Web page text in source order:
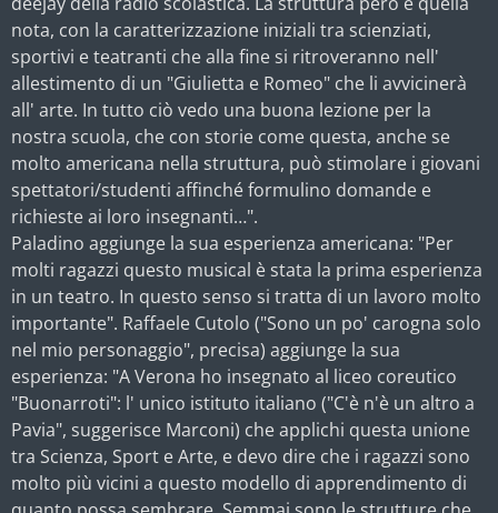
nota, con la caratterizzazione iniziali tra scienziati,
sportivi e teatranti che alla fine si ritroveranno nell'
allestimento di un "Giulietta e Romeo" che li avvicinerà
all' arte. In tutto ciò vedo una buona lezione per la
nostra scuola, che con storie come questa, anche se
molto americana nella struttura, può stimolare i giovani
spettatori/studenti affinché formulino domande e
richieste ai loro insegnanti…".
Paladino aggiunge la sua esperienza americana: "Per
molti ragazzi questo musical è stata la prima esperienza
in un teatro. In questo senso si tratta di un lavoro molto
importante". Raffaele Cutolo ("Sono un po' carogna solo
nel mio personaggio", precisa) aggiunge la sua
esperienza: "A Verona ho insegnato al liceo coreutico
"Buonarroti": l' unico istituto italiano ("C'è n'è un altro a
Pavia", suggerisce Marconi) che applichi questa unione
tra Scienza, Sport e Arte, e devo dire che i ragazzi sono
molto più vicini a questo modello di apprendimento di